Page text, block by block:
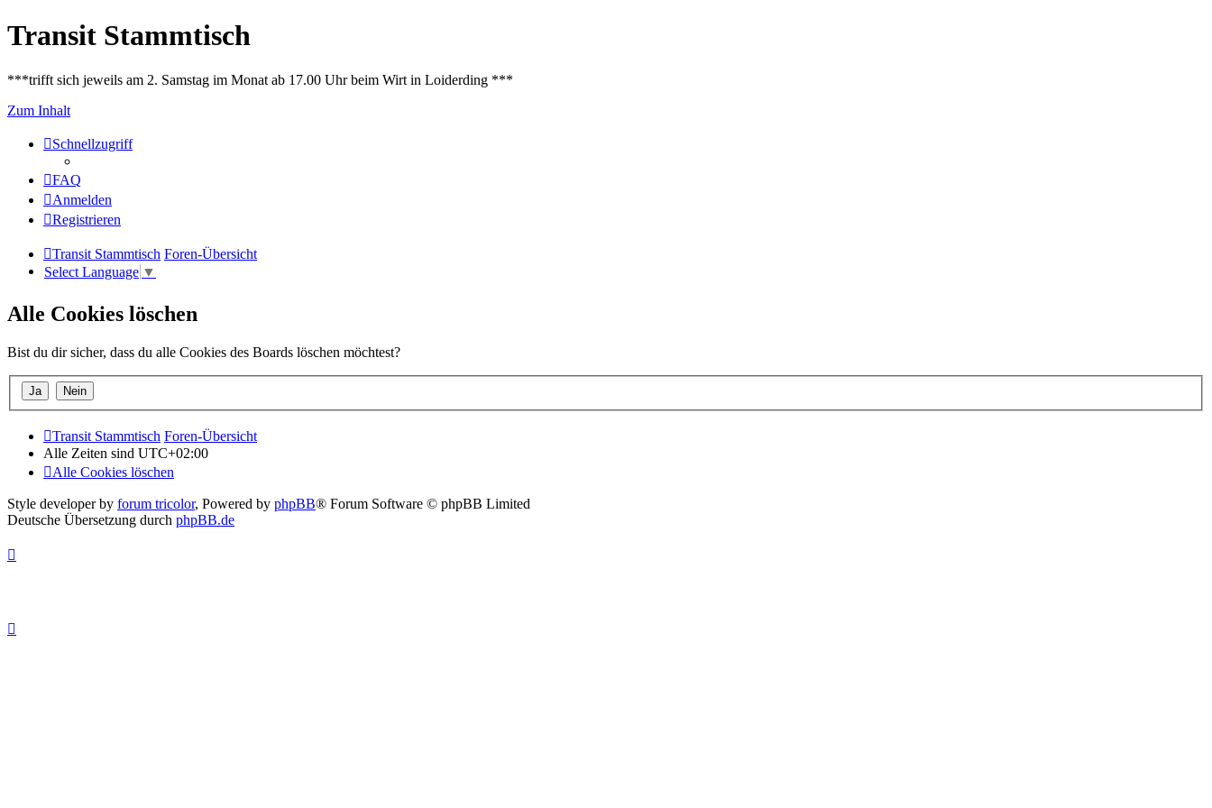
Transit Stammtisch
***trifft sich jeweils am 2. Samstag im Monat ab 17.00 Uhr beim Wirt in Loiderding ***
Zum Inhalt
Schnellzugriff
FAQ
Anmelden
Registrieren
Transit Stammtisch Foren-Übersicht
Select Language ▼
Alle Cookies löschen
Bist du dir sicher, dass du alle Cookies des Boards löschen möchtest?
Transit Stammtisch Foren-Übersicht
Alle Zeiten sind UTC+02:00
Alle Cookies löschen
Style developer by forum tricolor, Powered by phpBB® Forum Software © phpBB Limited
Deutsche Übersetzung durch phpBB.de